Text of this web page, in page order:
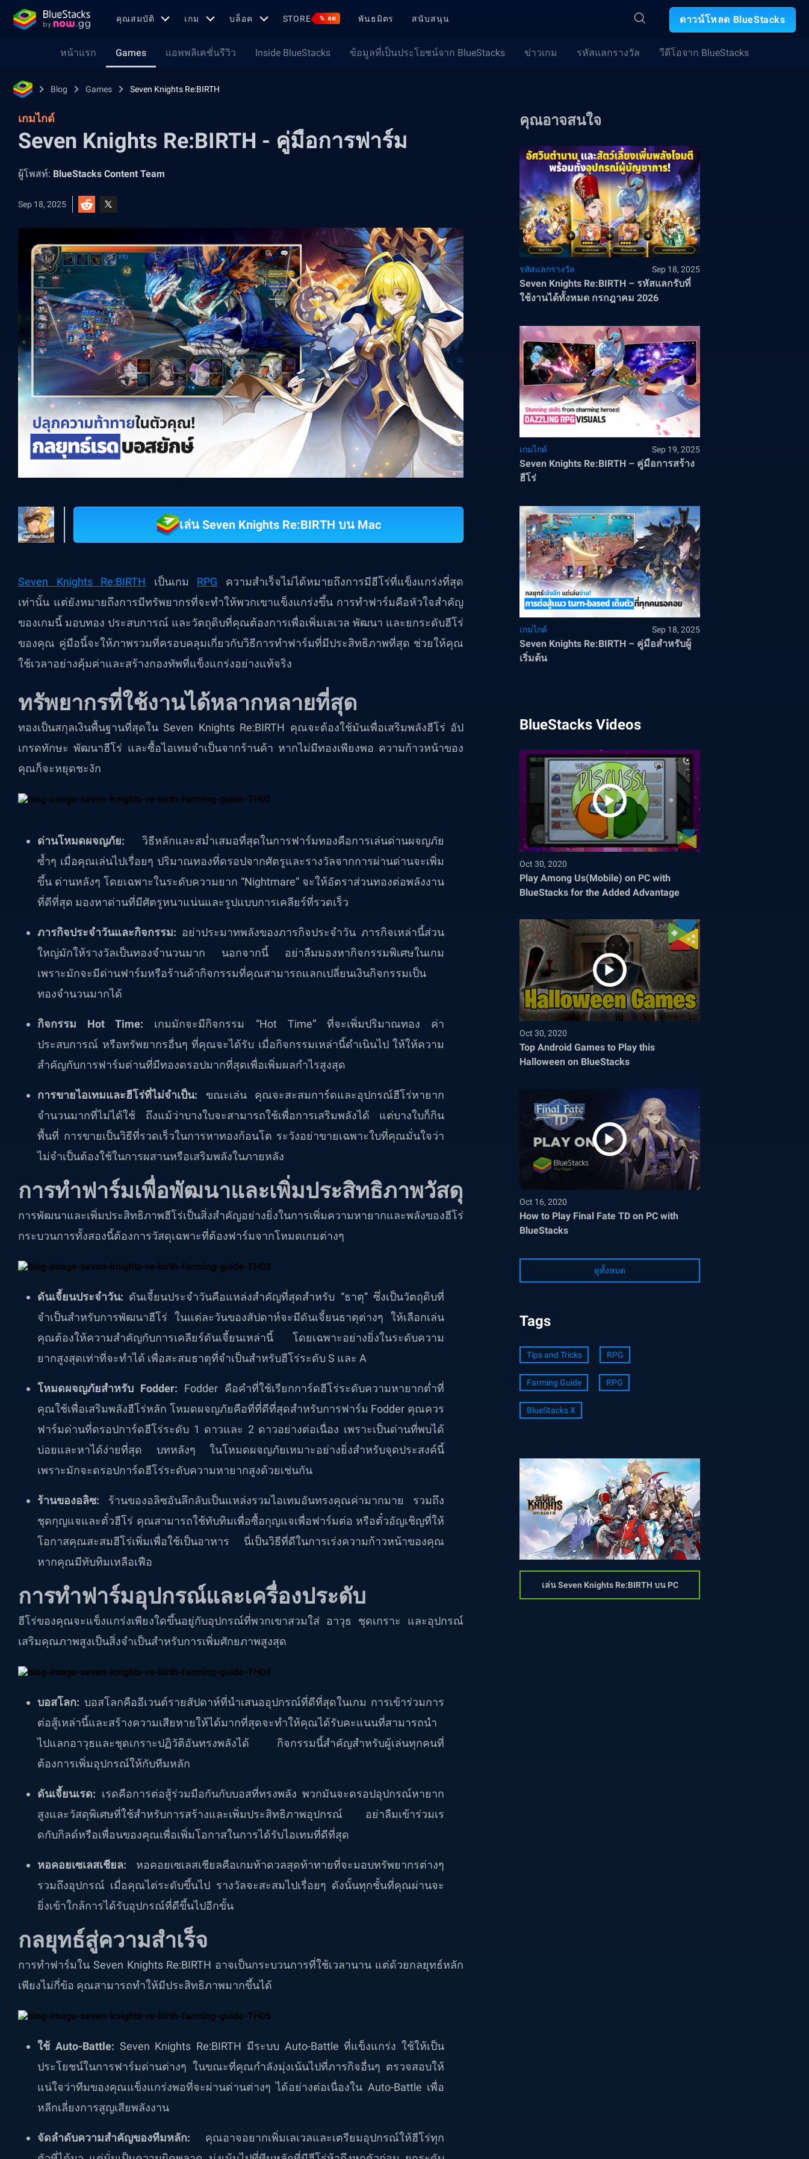
คุณสมบัติ เกม บล็อค STORE % ลด พันธมิตร สนับสนุน ดาวน์โหลด BlueStacks
หน้าแรก Games แอพพลิเคชั่นรีวิว Inside BlueStacks ข้อมูลที่เป็นประโยชน์จาก BlueStacks ข่าวเกม รหัสแลกรางวัล วีดีโอจาก BlueStacks
Blog Games Seven Knights Re:BIRTH
เกมไกด์
Seven Knights Re:BIRTH - คู่มือการฟาร์ม
ผู้โพสท์: BlueStacks Content Team
Sep 18, 2025
เล่น Seven Knights Re:BIRTH บน Mac
Seven Knights Re:BIRTH เป็นเกม RPG ความสำเร็จไม่ได้หมายถึงการมีฮีโร่ที่แข็งแกร่งที่สุด
เท่านั้น แต่ยังหมายถึงการมีทรัพยากรที่จะทำให้พวกเขาแข็งแกร่งขึ้น การทำฟาร์มคือหัวใจสำคัญ
ของเกมนี้ มอบทอง ประสบการณ์ และวัตถุดิบที่คุณต้องการเพื่อเพิ่มเลเวล พัฒนา และยกระดับฮีโร่
ของคุณ คู่มือนี้จะให้ภาพรวมที่ครอบคลุมเกี่ยวกับวิธีการทำฟาร์มที่มีประสิทธิภาพที่สุด ช่วยให้คุณ
ใช้เวลาอย่างคุ้มค่าและสร้างกองทัพที่แข็งแกร่งอย่างแท้จริง
ทรัพยากรที่ใช้งานได้หลากหลายที่สุด
ทองเป็นสกุลเงินพื้นฐานที่สุดใน Seven Knights Re:BIRTH คุณจะต้องใช้มันเพื่อเสริมพลังฮีโร่ อัป
เกรดทักษะ พัฒนาฮีโร่ และซื้อไอเทมจำเป็นจากร้านค้า หากไม่มีทองเพียงพอ ความก้าวหน้าของ
คุณก็จะหยุดชะงัก
ด่านโหมดผจญภัย: วิธีหลักและสม่ำเสมอที่สุดในการฟาร์มทองคือการเล่นด่านผจญภัย
ซ้ำๆ เมื่อคุณเล่นไปเรื่อยๆ ปริมาณทองที่ดรอปจากศัตรูและรางวัลจากการผ่านด่านจะเพิ่ม
ขึ้น ด่านหลังๆ โดยเฉพาะในระดับความยาก “Nightmare” จะให้อัตราส่วนทองต่อพลังงาน
ที่ดีที่สุด มองหาด่านที่มีศัตรูหนาแน่นและรูปแบบการเคลียร์ที่รวดเร็ว
ภารกิจประจำวันและกิจกรรม: อย่าประมาทพลังของภารกิจประจำวัน ภารกิจเหล่านี้ส่วน
ใหญ่มักให้รางวัลเป็นทองจำนวนมาก นอกจากนี้ อย่าลืมมองหากิจกรรมพิเศษในเกม
เพราะมักจะมีด่านฟาร์มหรือร้านค้ากิจกรรมที่คุณสามารถแลกเปลี่ยนเงินกิจกรรมเป็น
ทองจำนวนมากได้
กิจกรรม Hot Time: เกมมักจะมีกิจกรรม “Hot Time” ที่จะเพิ่มปริมาณทอง ค่า
ประสบการณ์ หรือทรัพยากรอื่นๆ ที่คุณจะได้รับ เมื่อกิจกรรมเหล่านี้ดำเนินไป ให้ให้ความ
สำคัญกับการฟาร์มด่านที่มีทองดรอปมากที่สุดเพื่อเพิ่มผลกำไรสูงสุด
การขายไอเทมและฮีโร่ที่ไม่จำเป็น: ขณะเล่น คุณจะสะสมการ์ดและอุปกรณ์ฮีโร่หายาก
จำนวนมากที่ไม่ได้ใช้ ถึงแม้ว่าบางใบจะสามารถใช้เพื่อการเสริมพลังได้ แต่บางใบก็กิน
พื้นที่ การขายเป็นวิธีที่รวดเร็วในการหาทองก้อนโต ระวังอย่าขายเฉพาะใบที่คุณมั่นใจว่า
ไม่จำเป็นต้องใช้ในการผสานหรือเสริมพลังในภายหลัง
การทำฟาร์มเพื่อพัฒนาและเพิ่มประสิทธิภาพวัสดุ
การพัฒนาและเพิ่มประสิทธิภาพฮีโร่เป็นสิ่งสำคัญอย่างยิ่งในการเพิ่มความหายากและพลังของฮีโร่
กระบวนการทั้งสองนี้ต้องการวัสดุเฉพาะที่ต้องฟาร์มจากโหมดเกมต่างๆ
ดันเจี้ยนประจำวัน: ดันเจี้ยนประจำวันคือแหล่งสำคัญที่สุดสำหรับ “ธาตุ” ซึ่งเป็นวัตถุดิบที่
จำเป็นสำหรับการพัฒนาฮีโร่ ในแต่ละวันของสัปดาห์จะมีดันเจี้ยนธาตุต่างๆ ให้เลือกเล่น
คุณต้องให้ความสำคัญกับการเคลียร์ดันเจี้ยนเหล่านี้ โดยเฉพาะอย่างยิ่งในระดับความ
ยากสูงสุดเท่าที่จะทำได้ เพื่อสะสมธาตุที่จำเป็นสำหรับฮีโร่ระดับ S และ A
โหมดผจญภัยสำหรับ Fodder: Fodder คือคำที่ใช้เรียกการ์ดฮีโร่ระดับความหายากต่ำที่
คุณใช้เพื่อเสริมพลังฮีโร่หลัก โหมดผจญภัยคือที่ที่ดีที่สุดสำหรับการฟาร์ม Fodder คุณควร
ฟาร์มด่านที่ดรอปการ์ดฮีโร่ระดับ 1 ดาวและ 2 ดาวอย่างต่อเนื่อง เพราะเป็นด่านที่พบได้
บ่อยและหาได้ง่ายที่สุด บทหลังๆ ในโหมดผจญภัยเหมาะอย่างยิ่งสำหรับจุดประสงค์นี้
เพราะมักจะดรอปการ์ดฮีโร่ระดับความหายากสูงด้วยเช่นกัน
ร้านของอลิซ: ร้านของอลิซอันลึกลับเป็นแหล่งรวมไอเทมอันทรงคุณค่ามากมาย รวมถึง
ชุดกุญแจและตั๋วฮีโร่ คุณสามารถใช้ทับทิมเพื่อซื้อกุญแจเพื่อฟาร์มต่อ หรือตั๋วอัญเชิญที่ให้
โอกาสคุณสะสมฮีโร่เพิ่มเพื่อใช้เป็นอาหาร นี่เป็นวิธีที่ดีในการเร่งความก้าวหน้าของคุณ
หากคุณมีทับทิมเหลือเฟือ
การทำฟาร์มอุปกรณ์และเครื่องประดับ
ฮีโร่ของคุณจะแข็งแกร่งเพียงใดขึ้นอยู่กับอุปกรณ์ที่พวกเขาสวมใส่ อาวุธ ชุดเกราะ และอุปกรณ์
เสริมคุณภาพสูงเป็นสิ่งจำเป็นสำหรับการเพิ่มศักยภาพสูงสุด
บอสโลก: บอสโลกคืออีเวนต์รายสัปดาห์ที่นำเสนออุปกรณ์ที่ดีที่สุดในเกม การเข้าร่วมการ
ต่อสู้เหล่านี้และสร้างความเสียหายให้ได้มากที่สุดจะทำให้คุณได้รับคะแนนที่สามารถนำ
ไปแลกอาวุธและชุดเกราะปฏิวัติอันทรงพลังได้ กิจกรรมนี้สำคัญสำหรับผู้เล่นทุกคนที่
ต้องการเพิ่มอุปกรณ์ให้กับทีมหลัก
ดันเจี้ยนเรด: เรดคือการต่อสู้ร่วมมือกันกับบอสที่ทรงพลัง พวกมันจะดรอปอุปกรณ์หายาก
สูงและวัสดุพิเศษที่ใช้สำหรับการสร้างและเพิ่มประสิทธิภาพอุปกรณ์ อย่าลืมเข้าร่วมเร
ดกับกิลด์หรือเพื่อนของคุณเพื่อเพิ่มโอกาสในการได้รับไอเทมที่ดีที่สุด
หอคอยเซเลสเชียล: หอคอยเซเลสเชียลคือเกมท้าดวลสุดท้าทายที่จะมอบทรัพยากรต่างๆ
รวมถึงอุปกรณ์ เมื่อคุณไต่ระดับขึ้นไป รางวัลจะสะสมไปเรื่อยๆ ดังนั้นทุกชั้นที่คุณผ่านจะ
ยิ่งเข้าใกล้การได้รับอุปกรณ์ที่ดีขึ้นไปอีกขั้น
กลยุทธ์สู่ความสำเร็จ
การทำฟาร์มใน Seven Knights Re:BIRTH อาจเป็นกระบวนการที่ใช้เวลานาน แต่ด้วยกลยุทธ์หลัก
เพียงไม่กี่ข้อ คุณสามารถทำให้มีประสิทธิภาพมากขึ้นได้
ใช้ Auto-Battle: Seven Knights Re:BIRTH มีระบบ Auto-Battle ที่แข็งแกร่ง ใช้ให้เป็น
ประโยชน์ในการฟาร์มด่านต่างๆ ในขณะที่คุณกำลังมุ่งเน้นไปที่ภารกิจอื่นๆ ตรวจสอบให้
แน่ใจว่าทีมของคุณแข็งแกร่งพอที่จะผ่านด่านต่างๆ ได้อย่างต่อเนื่องใน Auto-Battle เพื่อ
หลีกเลี่ยงการสูญเสียพลังงาน
จัดลำดับความสำคัญของทีมหลัก: คุณอาจอยากเพิ่มเลเวลและเตรียมอุปกรณ์ให้ฮีโร่ทุก
คุณอาจสนใจ
รหัสแลกรางวัล Sep 18, 2025
Seven Knights Re:BIRTH – รหัสแลกรับที่
ใช้งานได้ทั้งหมด กรกฎาคม 2026
เกมไกด์ Sep 19, 2025
Seven Knights Re:BIRTH – คู่มือการสร้าง
ฮีโร่
เกมไกด์ Sep 18, 2025
Seven Knights Re:BIRTH – คู่มือสำหรับผู้
เริ่มต้น
BlueStacks Videos
Oct 30, 2020
Play Among Us(Mobile) on PC with
BlueStacks for the Added Advantage
Oct 30, 2020
Top Android Games to Play this
Halloween on BlueStacks
Oct 16, 2020
How to Play Final Fate TD on PC with
BlueStacks
ดูทั้งหมด
Tags
Tips and Tricks RPG
Farming Guide RPG
BlueStacks X
เล่น Seven Knights Re:BIRTH บน PC